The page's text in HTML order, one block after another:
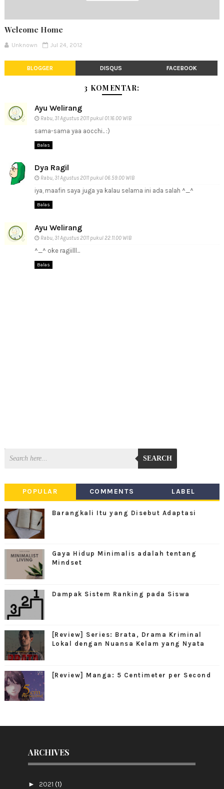
Welcome Home
Unknown Jul 24, 2012
BLOGGER DISQUS FACEBOOK
3 KOMENTAR:
Ayu Welirang
Rabu, 31 Agustus 2011 pukul 01.16.00 WIB
sama-sama yaa aocchi.. :)
Balas
Dya Ragil
Rabu, 31 Agustus 2011 pukul 06.59.00 WIB
iya, maafin saya juga ya kalau selama ini ada salah ^_^
Balas
Ayu Welirang
Rabu, 31 Agustus 2011 pukul 22.11.00 WIB
^_^ oke ragiilll...
Balas
SEARCH
POPULAR COMMENTS LABEL
Barangkali Itu yang Disebut Adaptasi
Gaya Hidup Minimalis adalah tentang
Mindset
Dampak Sistem Ranking pada Siswa
[Review] Series: Brata, Drama Kriminal
Lokal dengan Nuansa Kelam yang Nyata
[Review] Manga: 5 Centimeter per Second
ARCHIVES
► 2021(1)